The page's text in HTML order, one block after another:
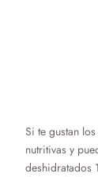
Si te gustan
nutritivas y
deshidratados